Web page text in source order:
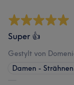
Super 👍
Gestylt von
Damen -